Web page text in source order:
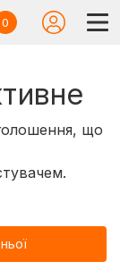
0
що